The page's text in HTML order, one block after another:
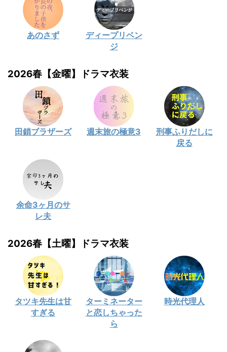
あのさず
ディープリベン
ジ
2026春【金曜】ドラマ衣装
田鎖ブラザーズ 週末旅の極意3
刑事ふりだしに
戻る
余命3ヶ月のサ
レ夫
2026春【土曜】ドラマ衣装
タツキ先生は甘
すぎる
ターミネーター
と恋しちゃった
ら
時光代理人